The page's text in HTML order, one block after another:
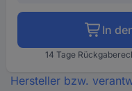
In
14 Tage
Hersteller bzw.